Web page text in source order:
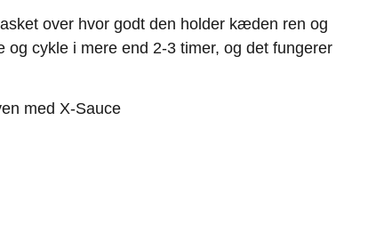
over hvor godt den holder kæden ren og
cykle i mere end 2-3 timer, og det fungerer
med X-Sauce